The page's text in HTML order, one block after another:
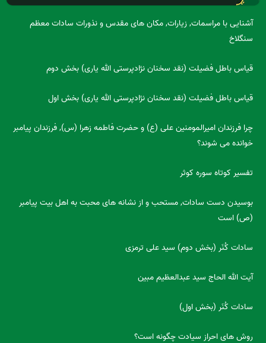
آشنایی با مراسمات, زیارات, مکان های مقدس و نذورات سادات معظم
سنگلاخ
قیاس باطل فضیلت (نقد سخنان نژادپرستی الله یاری) بخش دوم
قیاس باطل فضیلت (نقد سخنان نژادپرستی الله یاری) بخش اول
چرا فرزندان امیرالمومنین علی (ع) و حضرت فاطمه زهرا (س), فرزندان پیامبر
خوانده می شوند؟
تفسیر کوتاه سوره کوثر
بوسیدن دست سادات, مستحب و از نشانه های محبت به اهل بیت پیامبر
(ص) است
سادات کُنَر (بخش دوم) سید علی ترمزی
آیت الله الحاج سید عبدالعظیم مبین
سادات کُنَر (بخش اول)
روش های احراز سیادت چگونه است؟